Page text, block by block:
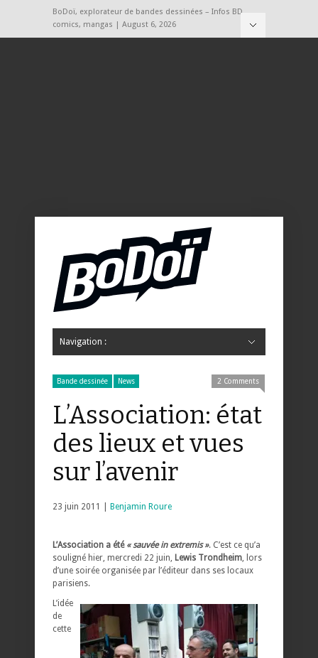
BoDoï, explorateur de bandes dessinées – Infos BD,
comics, mangas | August 6, 2026
Navigation :
Bande dessinée News 2 Comments
L’Association: état
des lieux et vues
sur l’avenir
23 juin 2011 | Benjamin Roure
L’Association a été « sauvée in extremis ». C’est ce qu’a
souligné hier, mercredi 22 juin, Lewis Trondheim , lors
d’une soirée organisée par l’éditeur dans ses locaux
parisiens.
L’idée
de
cette